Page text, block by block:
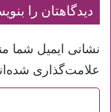
دیدگاهتان را
نشانی ایمیل شما
علامت‌گذاری